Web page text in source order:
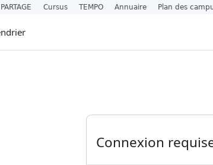
Connexion
PARTAGE Cursus TEMPO Annuaire Plan des